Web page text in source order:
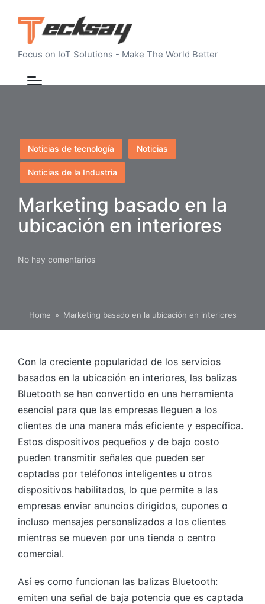
Focus on IoT Solutions - Make The World Better
Publicado
en
Noticias de tecnología Noticias
Noticias de la Industria
Marketing basado en la
ubicación en interiores
No hay comentarios
Home » Marketing basado en la ubicación en interiores
Con la creciente popularidad de los servicios
basados en la ubicación en interiores, las balizas
Bluetooth se han convertido en una herramienta
esencial para que las empresas lleguen a los
clientes de una manera más eficiente y específica.
Estos dispositivos pequeños y de bajo costo
pueden transmitir señales que pueden ser
captadas por teléfonos inteligentes u otros
dispositivos habilitados, lo que permite a las
empresas enviar anuncios dirigidos, cupones o
incluso mensajes personalizados a los clientes
mientras se mueven por una tienda o centro
comercial.
Así es como funcionan las balizas Bluetooth:
emiten una señal de baja potencia que es captada